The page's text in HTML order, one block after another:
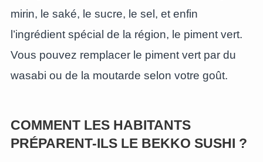
mirin, le saké, le sucre, le sel, et enfin
l’ingrédient spécial de la région, le piment vert.
Vous pouvez remplacer le piment vert par du
wasabi ou de la moutarde selon votre goût.
COMMENT LES HABITANTS
PRÉPARENT-ILS LE BEKKO SUSHI ?